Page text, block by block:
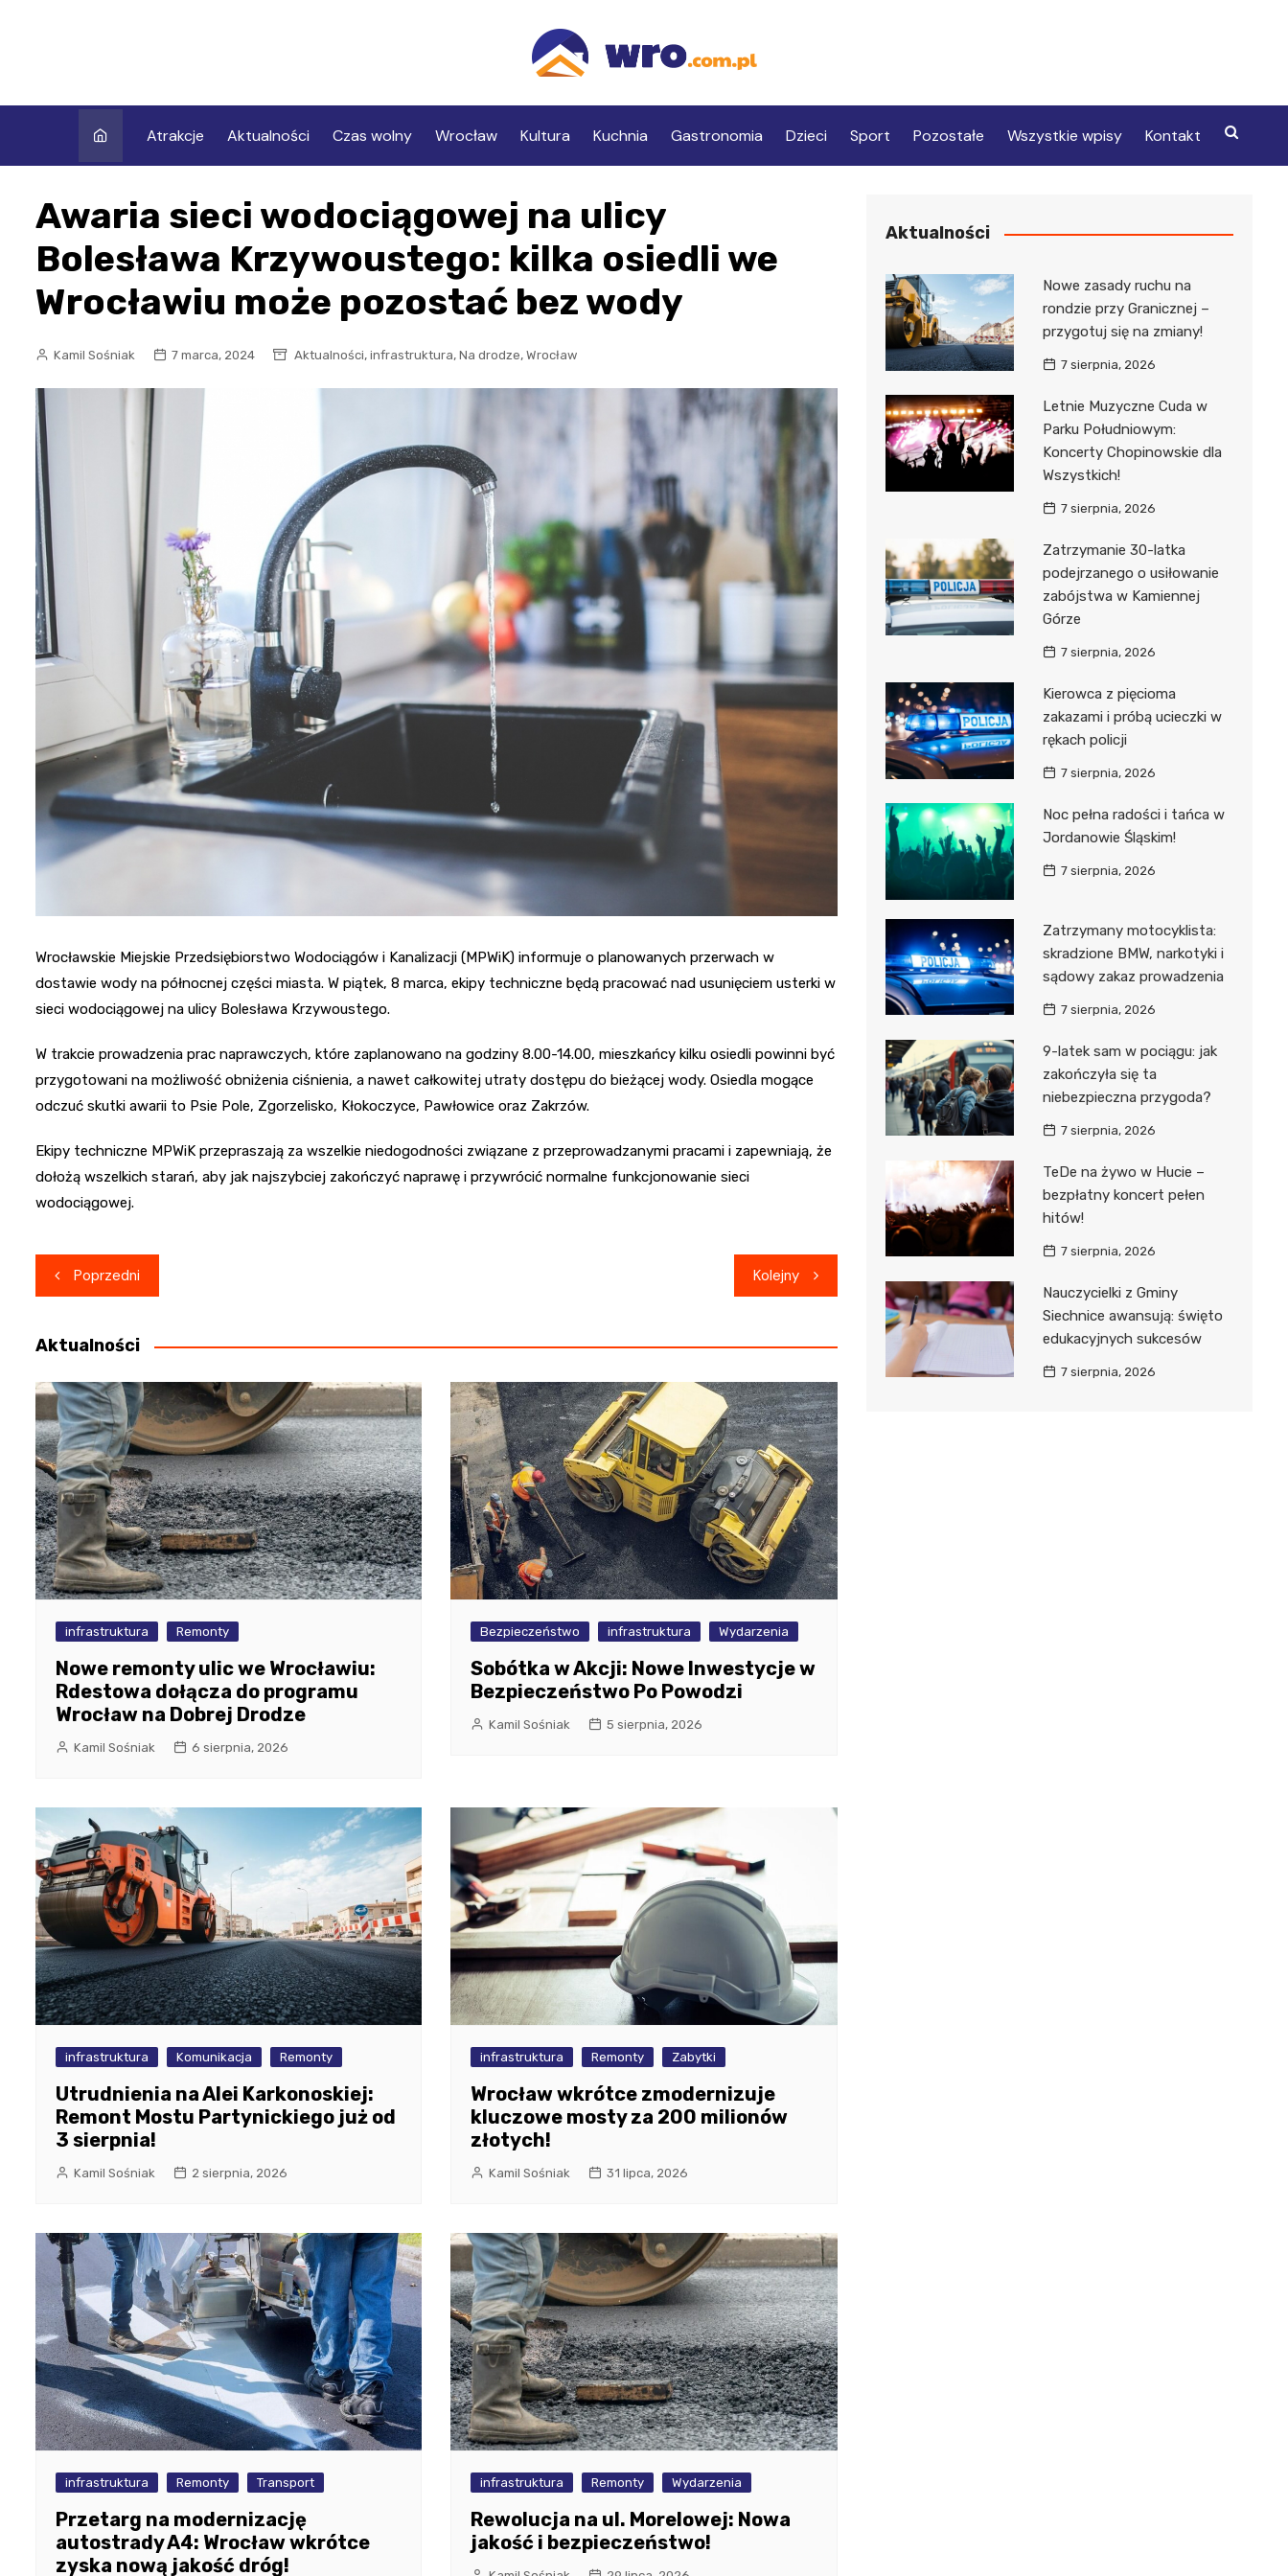
Atrakcje Aktualności Czas wolny Wrocław Kultura Kuchnia Gastronomia Dzieci Sport Pozostałe Wszystkie wpisy Kontakt
Awaria sieci wodociągowej na ulicy
Bolesława Krzywoustego: kilka osiedli we
Wrocławiu może pozostać bez wody
Kamil Sośniak 7 marca, 2024 Aktualności, infrastruktura, Na drodze, Wrocław
Wrocławskie Miejskie Przedsiębiorstwo Wodociągów i Kanalizacji (MPWiK) informuje o planowanych przerwach w
dostawie wody na północnej części miasta. W piątek, 8 marca, ekipy techniczne będą pracować nad usunięciem usterki w
sieci wodociągowej na ulicy Bolesława Krzywoustego.
W trakcie prowadzenia prac naprawczych, które zaplanowano na godziny 8.00-14.00, mieszkańcy kilku osiedli powinni być
przygotowani na możliwość obniżenia ciśnienia, a nawet całkowitej utraty dostępu do bieżącej wody. Osiedla mogące
odczuć skutki awarii to Psie Pole, Zgorzelisko, Kłokoczyce, Pawłowice oraz Zakrzów.
Ekipy techniczne MPWiK przepraszają za wszelkie niedogodności związane z przeprowadzanymi pracami i zapewniają, że
dołożą wszelkich starań, aby jak najszybciej zakończyć naprawę i przywrócić normalne funkcjonowanie sieci
wodociągowej.
Nawigacja
wpisu
Poprzedni Kolejny
Aktualności
infrastruktura Remonty
Nowe remonty ulic we Wrocławiu:
Rdestowa dołącza do programu
Wrocław na Dobrej Drodze
Kamil Sośniak 6 sierpnia, 2026
Bezpieczeństwo infrastruktura Wydarzenia
Sobótka w Akcji: Nowe Inwestycje w
Bezpieczeństwo Po Powodzi
Kamil Sośniak 5 sierpnia, 2026
infrastruktura Komunikacja Remonty
Utrudnienia na Alei Karkonoskiej:
Remont Mostu Partynickiego już od
3 sierpnia!
Kamil Sośniak 2 sierpnia, 2026
infrastruktura Remonty Zabytki
Wrocław wkrótce zmodernizuje
kluczowe mosty za 200 milionów
złotych!
Kamil Sośniak 31 lipca, 2026
infrastruktura Remonty Transport
Przetarg na modernizację
autostrady A4: Wrocław wkrótce
zyska nową jakość dróg!
infrastruktura Remonty Wydarzenia
Rewolucja na ul. Morelowej: Nowa
jakość i bezpieczeństwo!
Aktualności
Nowe zasady ruchu na
rondzie przy Granicznej –
przygotuj się na zmiany!
7 sierpnia, 2026
Letnie Muzyczne Cuda w
Parku Południowym:
Koncerty Chopinowskie dla
Wszystkich!
7 sierpnia, 2026
Zatrzymanie 30-latka
podejrzanego o usiłowanie
zabójstwa w Kamiennej
Górze
7 sierpnia, 2026
Kierowca z pięcioma
zakazami i próbą ucieczki w
rękach policji
7 sierpnia, 2026
Noc pełna radości i tańca w
Jordanowie Śląskim!
7 sierpnia, 2026
Zatrzymany motocyklista:
skradzione BMW, narkotyki i
sądowy zakaz prowadzenia
7 sierpnia, 2026
9-latek sam w pociągu: jak
zakończyła się ta
niebezpieczna przygoda?
7 sierpnia, 2026
TeDe na żywo w Hucie –
bezpłatny koncert pełen
hitów!
7 sierpnia, 2026
Nauczycielki z Gminy
Siechnice awansują: święto
edukacyjnych sukcesów
7 sierpnia, 2026